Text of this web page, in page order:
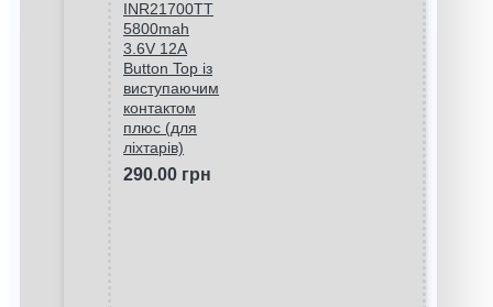
INR21700TT
5800mah
3.6V 12A
Button Top із
виступаючим
контактом
плюс (для
ліхтарів)
290.00 грн